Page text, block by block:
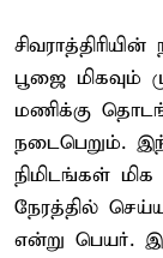
பூஜை மிகவும்
மணிக்கு
நடைபெறும்.
நிமிடங்கள்
நேரத்தில்
என்று பெயர்.